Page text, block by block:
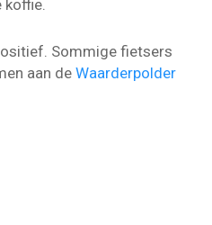
Sommige fietsers
aan de Waarderpolder